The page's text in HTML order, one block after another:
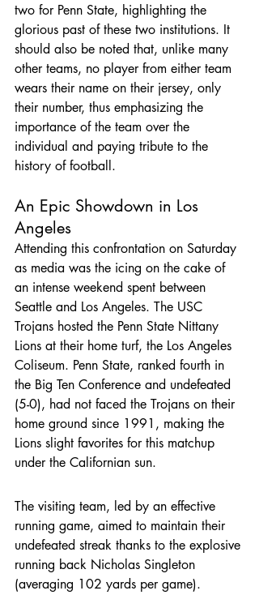
two for Penn State, highlighting the
glorious past of these two institutions. It
should also be noted that, unlike many
other teams, no player from either team
wears their name on their jersey, only
their number, thus emphasizing the
importance of the team over the
individual and paying tribute to the
history of football.
An Epic Showdown in Los
Angeles
Attending this confrontation on Saturday
as media was the icing on the cake of
an intense weekend spent between
Seattle and Los Angeles. The USC
Trojans hosted the Penn State Nittany
Lions at their home turf, the Los Angeles
Coliseum. Penn State, ranked fourth in
the Big Ten Conference and undefeated
(5-0), had not faced the Trojans on their
home ground since 1991, making the
Lions slight favorites for this matchup
under the Californian sun.
The visiting team, led by an effective
running game, aimed to maintain their
undefeated streak thanks to the explosive
running back Nicholas Singleton
(averaging 102 yards per game).